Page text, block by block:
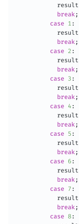
            result
break;
case 1:
            result
break;
case 2 :
            result
break;
case 3 :
            result
break;
case 4:
            result
break;
case 5 :
            result
break;
case 6:
            result
break;
case 7 :
            result
break;
case 8: